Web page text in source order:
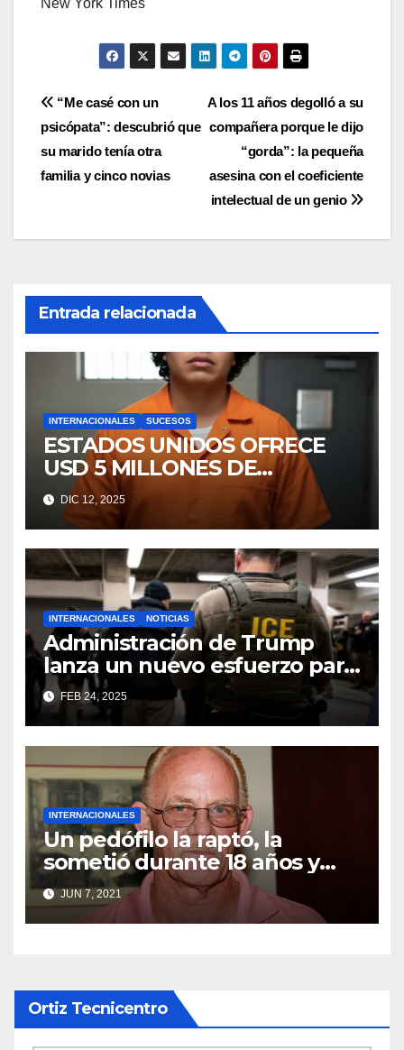
New York Times
Navegación
de
entradas
A los 11 años degolló a su
compañera porque le dijo
“gorda”: la pequeña
asesina con el coeficiente
intelectual de un genio
“Me casé con un
psicópata”: descubrió que
su marido tenía otra
familia y cinco novias
Entrada relacionada
INTERNACIONALES SUCESOS
ESTADOS UNIDOS OFRECE
USD 5 MILLONES DE
RECOMPENSA POR ALIAS
“CHURRÓN”
DIC 12, 2025
INTERNACIONALES NOTICIAS
Administración de Trump
lanza un nuevo esfuerzo para
deportar a los niños
migrantes no acompañados,
según un memorando
interno.
FEB 24, 2025
INTERNACIONALES
Un pedófilo la raptó, la
sometió durante 18 años y
tuvieron dos hijas: la
terrorífica historia del
secuestro más largo de los
JUN 7, 2021
Ortiz Tecnicentro